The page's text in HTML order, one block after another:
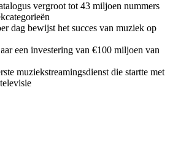
vergroot tot 43 miljoen nummers
dag bewijst het succes van muziek op
een investering van €100 miljoen van
muziekstreamingsdienst die startte met